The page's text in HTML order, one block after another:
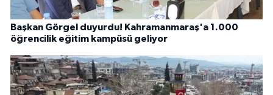
Başkan Görgel duyurdu! Kahramanmaraş'a 1.000
öğrencilik eğitim kampüsü geliyor